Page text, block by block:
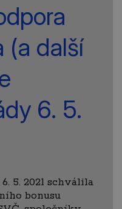
(a další
6. 5.
5. 2021 schválila
bonusu